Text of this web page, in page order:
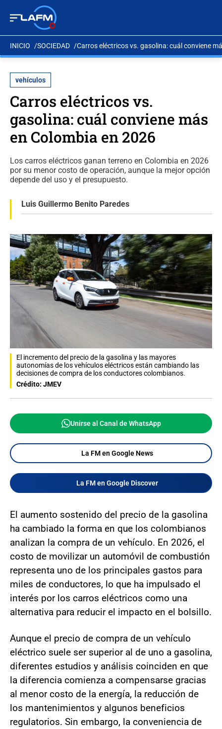
INICIO SOCIEDAD Carros eléctricos vs. gasolina: cuál conviene
vehículos
Carros eléctricos vs.
gasolina: cuál conviene más
en Colombia en 2026
Los carros eléctricos ganan terreno en Colombia en 2026
por su menor costo de operación, aunque la mejor opción
depende del uso y el presupuesto.
Luis Guillermo Benito Paredes
El incremento del precio de la gasolina y las mayores
autonomías de los vehículos eléctricos están cambiando las
decisiones de compra de los conductores colombianos.
Crédito: JMEV
Unirse al Canal de WhatsApp
La FM en Google News
La FM en Google Discover
El aumento sostenido del precio de la gasolina
ha cambiado la forma en que los colombianos
analizan la compra de un vehículo. En 2026, el
costo de movilizar un automóvil de combustión
representa uno de los principales gastos para
miles de conductores, lo que ha impulsado el
interés por los carros eléctricos como una
alternativa para reducir el impacto en el bolsillo.
Aunque el precio de compra de un vehículo
eléctrico suele ser superior al de uno a gasolina,
diferentes estudios y análisis coinciden en que
la diferencia comienza a compensarse gracias
al menor costo de la energía, la reducción de
los mantenimientos y algunos beneficios
regulatorios. Sin embargo, la conveniencia de